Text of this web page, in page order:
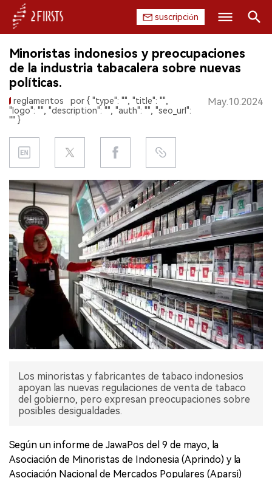
suscripción
INICIO
EMPRESA
PRODUCTO
REGULACIÓN
CHINA
DATOS
EXPOSICIÓN
ENTREVISTA
Buscar
Minoristas indonesios y preocupaciones
de la industria tabacalera sobre nuevas
políticas.
reglamentos
por { "type": "", "title": "",
"logo": "", "description": "", "auth": "", "seo_url":
"" }
May.10.2024
Los minoristas y fabricantes de tabaco indonesios
apoyan las nuevas regulaciones de venta de tabaco
del gobierno, pero expresan preocupaciones sobre
posibles desigualdades.
Según un informe de JawaPos del 9 de mayo, la
Asociación de Minoristas de Indonesia (Aprindo) y la
Asociación Nacional de Mercados Populares (Aparsi)